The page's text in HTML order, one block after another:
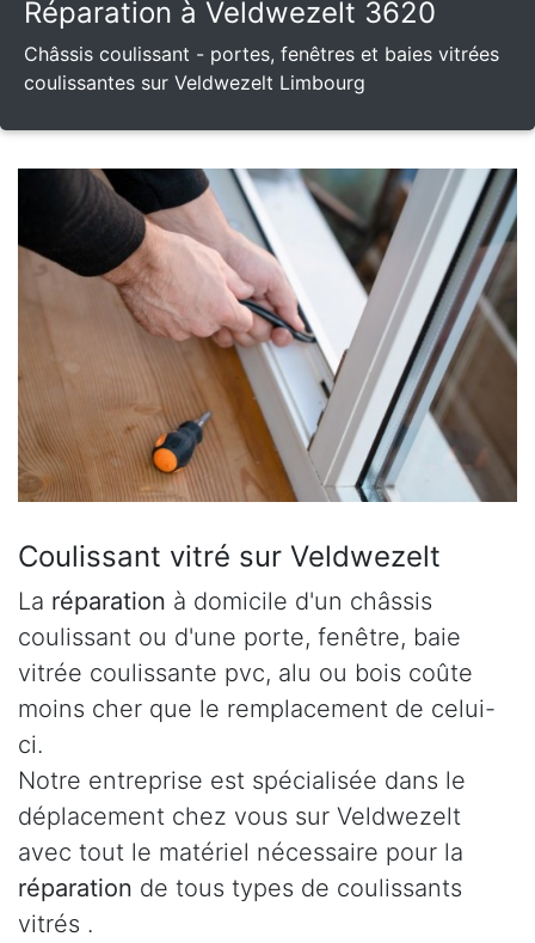
Réparation à Veldwezelt 3620
Châssis coulissant - portes, fenêtres et baies vitrées
coulissantes sur Veldwezelt Limbourg
Coulissant vitré sur Veldwezelt
La réparation à domicile d'un châssis
coulissant ou d'une porte, fenêtre, baie
vitrée coulissante pvc, alu ou bois coûte
moins cher que le remplacement de celui-
ci.
Notre entreprise est spécialisée dans le
déplacement chez vous sur Veldwezelt
avec tout le matériel nécessaire pour la
réparation de tous types de coulissants
vitrés .